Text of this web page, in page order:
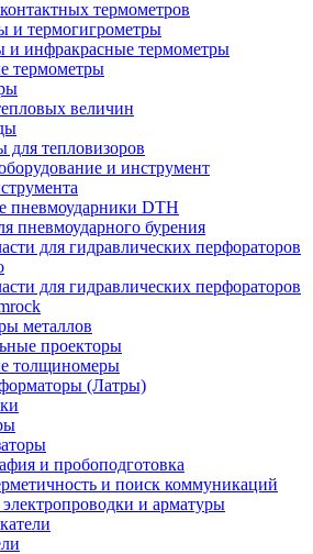
термометров
и термогигрометры
и инфракрасные термометры
термометры
величин
для тепловизоров
и инструмент
пневмоударники DTH
пневмоударного бурения
для гидравлических перфораторов
для гидравлических перфораторов
металлов
проекторы
толщиномеры
(Латры)
и пробоподготовка
и поиск коммуникаций
и арматуры